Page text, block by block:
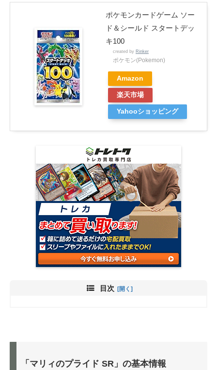
ポケモンカードゲーム ソー
ド＆シールド スタートデッ
キ100
created by Rinker
ポケモン(Pokemon)
Amazon
楽天市場
Yahooショッピング
目次
「マリィのプライド SR」の基本情報